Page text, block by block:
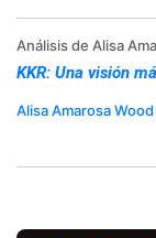
Análisis de Alisa
KKR: Una visión
Alisa Amarosa Wood